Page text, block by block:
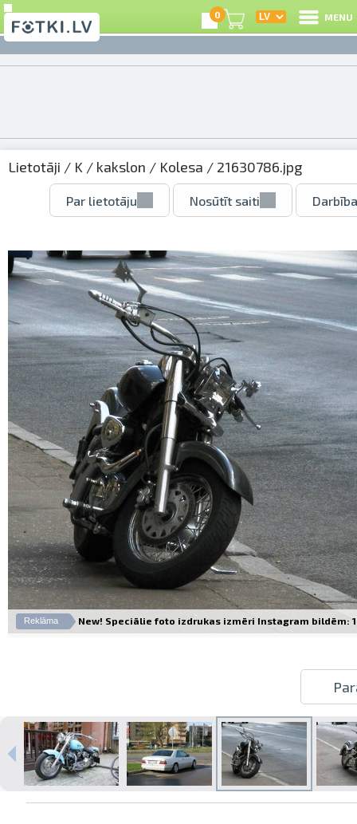
Izdrukas 1h laikā Rīgā – pasūtiet
tiešsaistē
Dažādi formāti un papīra veidi
0 MENU
Lietotāji / K / kakslon / Kolesa / 21630786.jpg
Par lietotāju Nosūtīt saiti
Reklāma New! Speciālie foto izdrukas izmēri Instagram bildēm: